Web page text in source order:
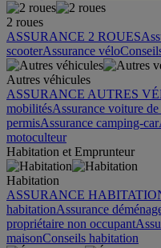
2 roues
ASSURANCE 2 ROUES
scooterAssurance vélo
Autres véhicules
ASSURANCE AUTRES
mobilitésAssurance voiture
permisAssurance camping-car
motoculteur
Habitation et Emprunteur
Habitation
ASSURANCE
habitationAssurance
propriétaire non occupant
maisonConseils habitation